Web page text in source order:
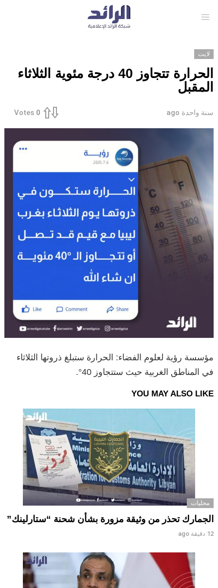
لايت
الحرارة تتجاوز 40 درجة مئوية الثلاثاء
المقبل
سنة واحدة ago 0
Votes
مؤسسة رؤية لعلوم الفضاء: الحرارة ستبلغ ذروتها الثلاثاء
في المناطق الغربية حيث ستتجاوز 40°.
YOU MAY ALSO LIKE
محليات
الجمارك تحذر من وثيقة مزورة بشأن شحنة “ستارلينك”
12 دقيقة ago